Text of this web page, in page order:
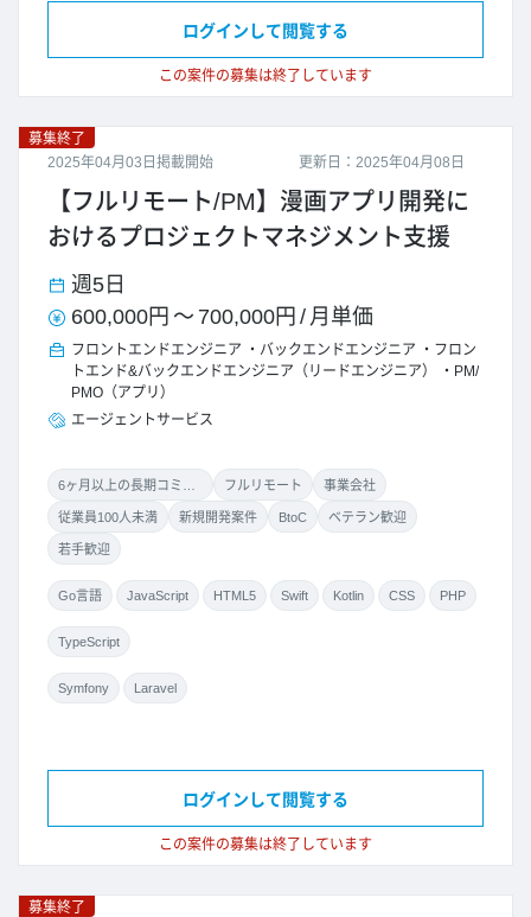
この案件の募集は終了しています
ログインして閲覧する
更新日：2025年04月08日
募集終了
2025年04月03日掲載開始
【フルリモート/PM】漫画アプリ開発に
おけるプロジェクトマネジメント支援
週5日
600,000円 ～ 700,000円 / 月単価
フロントエンドエンジニア バックエンドエンジニア
フロン
トエンド&バックエンドエンジニア（リードエンジニア）
PM/
PMO（アプリ）
エージェントサービス
フルリモート 事業会社
従業員100人未満 新規開発案件 BtoC ベテラン歓迎
若手歓迎
Go言語 JavaScript HTML5 Swift Kotlin CSS PHP
TypeScript
Symfony Laravel
この案件の募集は終了しています
ログインして閲覧する
募集終了